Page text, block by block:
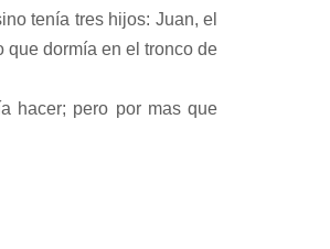
tenía tres hijos: Juan, el
que dormía en el tronco de
hacer; pero por mas que